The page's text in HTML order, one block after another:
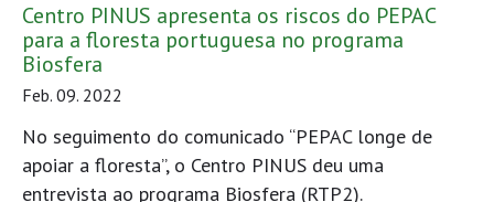
Centro PINUS apresenta os riscos do PEPAC
para a floresta portuguesa no programa
Biosfera
Feb. 09. 2022
No seguimento do comunicado “PEPAC longe de
apoiar a floresta”, o Centro PINUS deu uma
entrevista ao programa Biosfera (RTP2).